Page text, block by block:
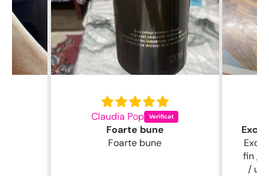
Claudia Pop
Foarte bune
Foarte bune
Excelentă
fin ,
/